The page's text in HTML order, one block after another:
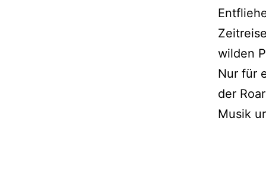
wilden
Nur für
der
Musik